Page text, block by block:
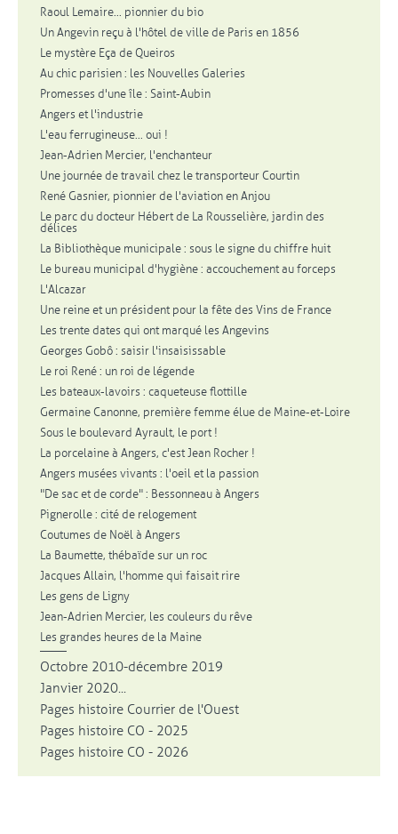
Raoul Lemaire... pionnier du bio
Un Angevin reçu à l'hôtel de ville de Paris en 1856
Le mystère Eça de Queiros
Au chic parisien : les Nouvelles Galeries
Promesses d'une île : Saint-Aubin
Angers et l'industrie
L'eau ferrugineuse... oui !
Jean-Adrien Mercier, l'enchanteur
Une journée de travail chez le transporteur Courtin
René Gasnier, pionnier de l'aviation en Anjou
Le parc du docteur Hébert de La Rousselière, jardin des
délices
La Bibliothèque municipale : sous le signe du chiffre huit
Le bureau municipal d'hygiène : accouchement au forceps
L'Alcazar
Une reine et un président pour la fête des Vins de France
Les trente dates qui ont marqué les Angevins
Georges Gobô : saisir l'insaisissable
Le roi René : un roi de légende
Les bateaux-lavoirs : caqueteuse flottille
Germaine Canonne, première femme élue de Maine-et-Loire
Sous le boulevard Ayrault, le port !
La porcelaine à Angers, c'est Jean Rocher !
Angers musées vivants : l'oeil et la passion
"De sac et de corde" : Bessonneau à Angers
Pignerolle : cité de relogement
Coutumes de Noël à Angers
La Baumette, thébaïde sur un roc
Jacques Allain, l'homme qui faisait rire
Les gens de Ligny
Jean-Adrien Mercier, les couleurs du rêve
Les grandes heures de la Maine
Octobre 2010-décembre 2019
Janvier 2020...
Pages histoire Courrier de l'Ouest
Pages histoire CO - 2025
Pages histoire CO - 2026